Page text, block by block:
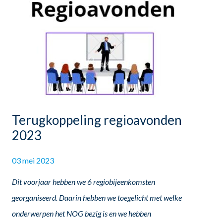
Terugkoppeling regioavonden
2023
03 mei 2023
Dit voorjaar hebben we 6 regiobijeenkomsten
georganiseerd. Daarin hebben we toegelicht met welke
onderwerpen het NOG bezig is en we hebben